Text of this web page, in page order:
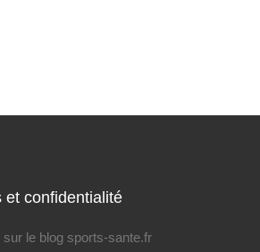
et confidentialité
sur le blog sports-sante.fr